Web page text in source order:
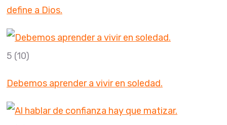
define a Dios.
5 (10)
Debemos aprender a vivir en soledad.